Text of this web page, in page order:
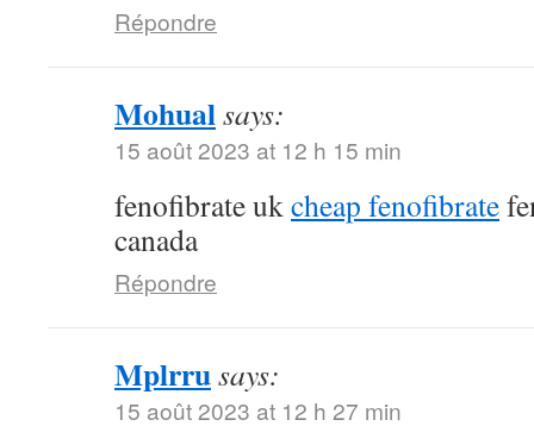
Répondre
Mohualsays:
15 août 2023 at 12 h 15 min
fenofibrate ukcheap fenofibrate
canada
Répondre
Mplrrusays:
15 août 2023 at 12 h 27 min